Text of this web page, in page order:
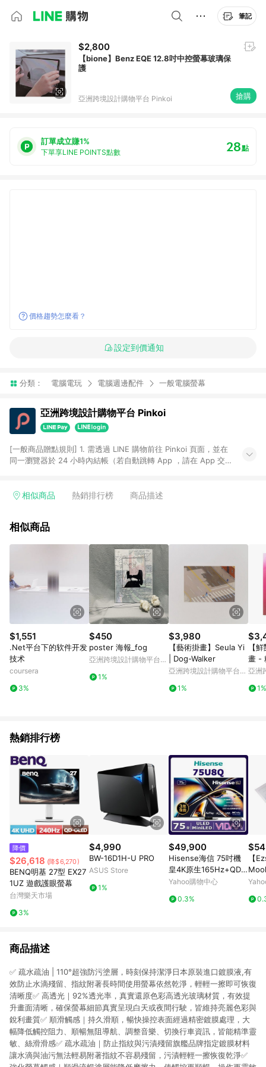
筆記
$2,800
【bione】Benz EQE 12.8吋中控螢幕玻璃保
護
亞洲跨境設計購物平台 Pinkoi 搶購
訂單成立賺1%
下單享LINE POINTS點數 28點
價格趨勢怎麼看？
設定到價通知
分類： 電腦電玩 電腦週邊配件 一般電腦螢幕
亞洲跨境設計購物平台 Pinkoi
[一般商品贈點規則] 1. 需透過 LINE 購物前往 Pinkoi 頁面，並在
同一瀏覽器於 24 小時內結帳（若自動跳轉 App ，請在 App 交
回饋訂單不得享有 Pinkoi 站方優惠，例如首購優惠，P coins，
行為，不具贈點資格，部分退款不在此限。 6. APP 請更新至
貨後 45 天後發送。 8. 群眾募資商品，禮物卡，開館保證金，補
運費，攤位費等不具贈點資格。 9. LINE 購物站上之商品規格、
顏色、價位、贈品如與 Pinkoi 商品資訊頁及購物車不符，以
Pinkoi 購物商品資訊頁及購物車標示為準。 10. 點數紅包使用規
則請以點數紅包活動說明為準。 11. 若於 LINE 購物前往 Pinkoi
頁面後才首次下載 Pinkoi APP 並完成訂單，不符合導購資格；承
上，首次下載 Pinkoi APP 後，需透過 LINE 購物前往 Pinkoi 頁
面，方享導購資格。
相似商品 熱銷排行榜 商品描述
相似商品
$1,551
.Net平台下的软件开发
技术
coursera
3%
$450
poster 海報_fog
亞洲跨境設計購物平台
1%
$3,980
【藝術掛畫】Seula Yi
| Dog-Walker
亞洲跨境設計購物平台
1%
【
畫 -
亞洲
1%
熱銷排行榜
降價
$26,618 (降$6,270)
BENQ明基 27型 EX27
1UZ 遊戲護眼螢幕
台灣樂天市場
3%
$4,990
BW-16D1H-U PRO
ASUS Store
1%
$49,900
Hisense海信 75吋機
皇4K原生165Hz+QDM
iniLED+2千分區控光頂
Yahoo購物中心
0.3%
【
電子
商品描述
✅ 疏水疏油 | 110°超強防污塗層，時刻保持潔淨日本原裝進口鍍膜液,有
效防止水滴殘留、指紋附著長時間使用螢幕依然乾淨，輕輕一擦即可恢復
清晰度✅ 高透光｜92%透光率，真實還原色彩高透光玻璃材質，有效提
升畫面清晰，確保螢幕細節真實呈現白天或夜間行駛，皆維持亮麗色彩與
銳利畫質✅ 順滑觸感｜持久滑順，暢快操控表面經過精密鍍膜處理，大
幅降低觸控阻力、順暢無阻導航、調整音樂、切換行車資訊，皆能精準靈
敏、絲滑滑感✅ 疏水疏油｜防止指紋與污漬殘留旗艦品牌指定鍍膜材料
讓水滴與油污無法輕易附著指紋不容易殘留，污漬輕輕一擦恢復乾淨✅